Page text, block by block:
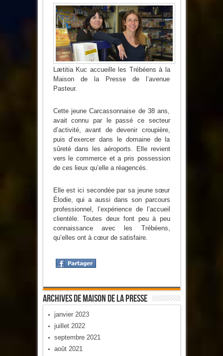
nouvelle
patronne
de
la
Maison
de
la
presse
Lætitia Kuc accueille les Trébéens à la
Maison de la Presse de l’avenue
Pasteur.
Cette jeune Carcassonnaise de 38 ans,
avait connu par le passé ce secteur
d’activité, avant de devenir croupière,
puis d’exercer dans le domaine de la
sûreté dans les aéroports. Elle revient
vers le commerce et a pris possession
de ces lieux qu’elle a réagencés.
Elle est ici secondée par sa jeune sœur
Élodie, qui a aussi dans son parcours
professionnel, l’expérience de l’accueil
clientèle. Toutes deux font peu à peu
connaissance avec les Trébéens,
qu’elles ont à cœur de satisfaire.
Archives De Maison De La Presse
janvier 2023
juillet 2022
septembre 2021
août 2021